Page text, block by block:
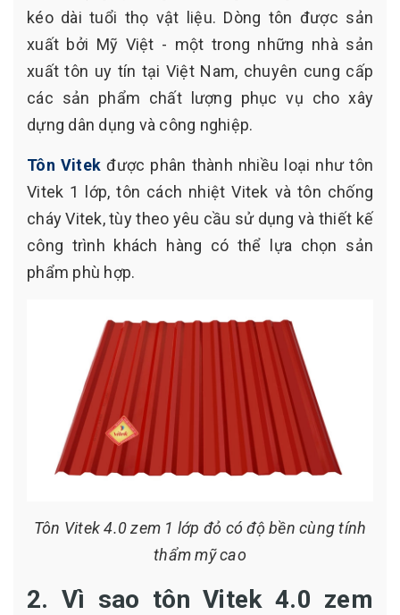
kéo dài tuổi thọ vật liệu. Dòng tôn được sản
xuất bởi Mỹ Việt - một trong những nhà sản
xuất tôn uy tín tại Việt Nam, chuyên cung cấp
các sản phẩm chất lượng phục vụ cho xây
dựng dân dụng và công nghiệp.
Tôn Vitek được phân thành nhiều loại như tôn
Vitek 1 lớp, tôn cách nhiệt Vitek và tôn chống
cháy Vitek, tùy theo yêu cầu sử dụng và thiết kế
công trình khách hàng có thể lựa chọn sản
phẩm phù hợp.
Tôn Vitek 4.0 zem 1 lớp đỏ có độ bền cùng tính
thẩm mỹ cao
2. Vì sao tôn Vitek 4.0 zem